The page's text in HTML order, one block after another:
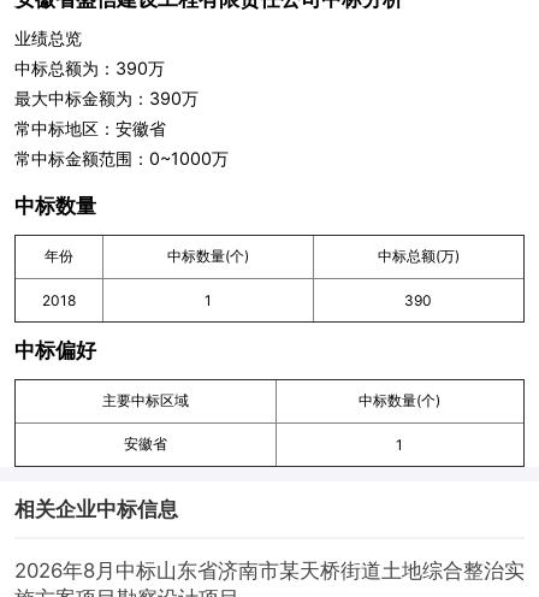
业绩总览
中标总额为：390万
最大中标金额为：390万
常中标地区：安徽省
常中标金额范围：0~1000万
中标数量
年份 中标数量(个) 中标总额(万)
2018 1 390
中标偏好
主要中标区域 中标数量(个)
安徽省 1
相关企业中标信息
2026年8月中标山东省济南市某天桥街道土地综合整治实